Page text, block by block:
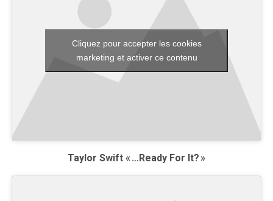
Cliquez pour accepter les cookies
marketing et activer ce contenu
Taylor Swift « …Ready For It? »